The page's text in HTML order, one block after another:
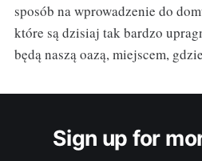
sposób na wprowadzenie do
które są dzisiaj tak bardzo
będą naszą oazą, miejscem,
Sign up for